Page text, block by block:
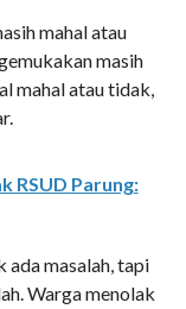
mahal atau
masih
mahal atau tidak,
RSUD Parung:
ada masalah, tapi
Warga menolak